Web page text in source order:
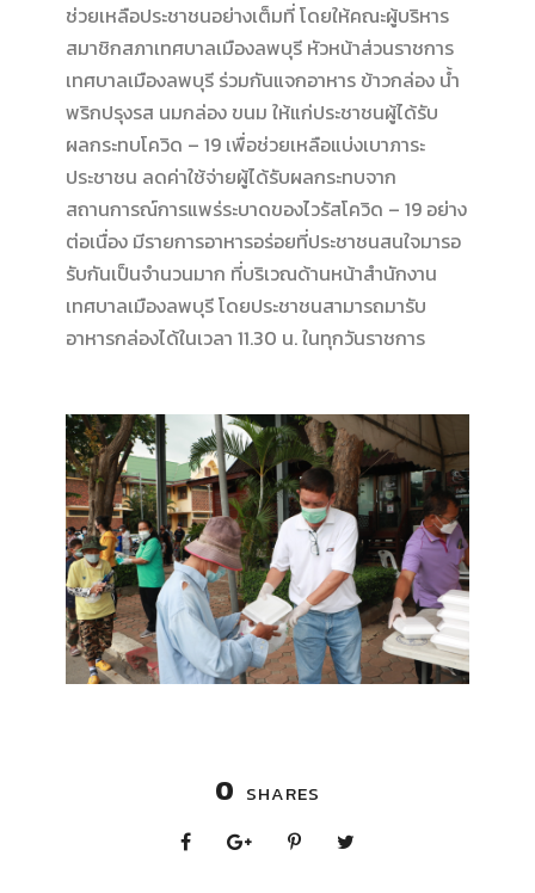
ช่วยเหลือประชาชนอย่างเต็มที่ โดยให้คณะผู้บริหาร
สมาชิกสภาเทศบาลเมืองลพบุรี หัวหน้าส่วนราชการ
เทศบาลเมืองลพบุรี ร่วมกันแจกอาหาร ข้าวกล่อง น้ำ
พริกปรุงรส นมกล่อง ขนม ให้แก่ประชาชนผู้ได้รับ
ผลกระทบโควิด – 19 เพื่อช่วยเหลือแบ่งเบาภาระ
ประชาชน ลดค่าใช้จ่ายผู้ได้รับผลกระทบจาก
สถานการณ์การแพร่ระบาดของไวรัสโควิด – 19 อย่าง
ต่อเนื่อง มีรายการอาหารอร่อยที่ประชาชนสนใจมารอ
รับกันเป็นจำนวนมาก ที่บริเวณด้านหน้าสำนักงาน
เทศบาลเมืองลพบุรี โดยประชาชนสามารถมารับ
อาหารกล่องได้ในเวลา 11.30 น. ในทุกวันราชการ
0 SHARES